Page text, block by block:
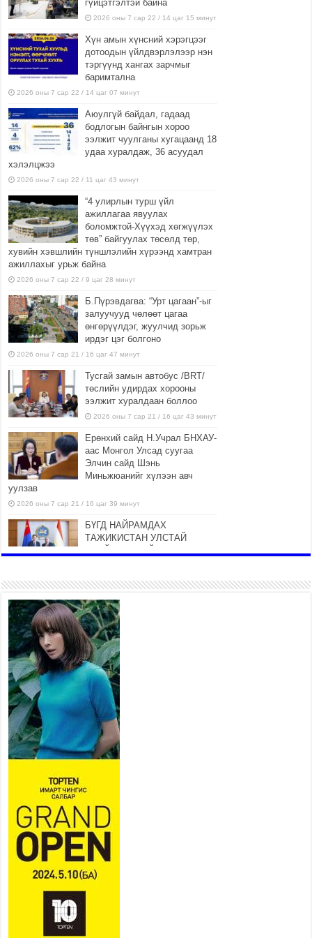
гүйцэтгэлтэй байна
2026 оны 7 сар 22 / 14 цаг 15 минут
Хүн амын хүнсний хэрэгцээг
дотоодын үйлдвэрлэлээр нэн
тэргүүнд хангах зарчмыг
баримтална
2026 оны 7 сар 22 / 14 цаг 07 минут
Аюулгүй байдал, гадаад
бодлогын байнгын хороо
ээлжит чуулганы хугацаанд 18
удаа хуралдаж, 36 асуудал
хэлэлцжээ
2026 оны 7 сар 22 / 11 цаг 43 минут
“4 улирлын турш үйл
ажиллагаа явуулах
боломжтой-Хүүхэд хөгжүүлэх
төв” байгуулах төсөлд төр,
хувийн хэвшлийн түншлэлийн хүрээнд хамтран
ажиллахыг урьж байна
2026 оны 7 сар 22 / 9 цаг 28 минут
Б.Пүрэвдагва: “Урт цагаан”-ыг
залуучууд чөлөөт цагаа
өнгөрүүлдэг, жуулчид зорьж
ирдэг цэг болгоно
2026 оны 7 сар 21 / 16 цаг 47 минут
Тусгай замын автобус /BRT/
төслийн удирдах хорооны
ээлжит хуралдаан боллоо
2026 оны 7 сар 21 / 16 цаг 43 минут
Ерөнхий сайд Н.Учрал БНХАУ-
аас Монгол Улсад суугаа
Элчин сайд Шэнь
Миньжюанийг хүлээн авч
уулзав
2026 оны 7 сар 21 / 16 цаг 39 минут
БҮГД НАЙРАМДАХ
ТАЖИКИСТАН УЛСТАЙ
26,992 суралцагч хотхоны бага
сургуульд, 8100 суралцагч
төрөлжсөн ахлах сургуульд
суралцана
2026 оны 7 сар 21 / 13 цаг 43 минут
COP17 хурлын үеэрх замын
хөдөлгөөн, нийтийн тээврийн
зохицуулалт, сургууль,
цэцэрлэг, зах, худалдааны
төвийн ажиллах хуваарийг гаргаж, иргэдэд
мэдээлэхийг үүрэг болголоо
2026 оны 7 сар 21 / 11 цаг 59 минут
Гэр бүлийн хэрэг шүүхэд хянан шийдвэрлэх
тухай хуулиар хүүхдийн дээд ашиг сонирхлыг
нэн тэргүүнд хангахыг баталгаажууллаа
2026 оны 7 сар 21 / 11 цаг 42 минут
Б.Пүрэвдагва: “Туул-1” коллекторыг ашиглалтад
оруулж байж бид гэр хорооллыг барилгажуулна
2026 оны 7 сар 21 / 10 цаг 15 минут
АЖЛЫГ ХҮНД СУРТЛЫГ БУУРУУЛЖ, ИРГЭД,
АЖ АХУЙН НЭГЖИЙН АЧААГ ХЭРХЭН
ХӨНГӨЛСНӨӨР ДҮГНЭНЭ